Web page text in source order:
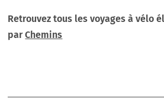
Retrouvez tous les voyages à vélo
parChemins